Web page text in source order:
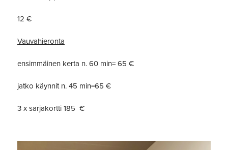
12 €
Vauvahieronta
ensimmäinen kerta n. 60 min= 65 €
jatko käynnit n. 45 min=65 €
3 x sarjakortti 185 €